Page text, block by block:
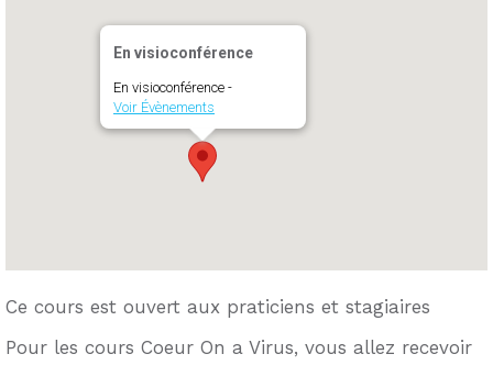
En visioconférence
En visioconférence -
Voir Évènements
Ce cours est ouvert aux praticiens et stagiaires
Pour les cours Coeur On a Virus, vous allez recevoir